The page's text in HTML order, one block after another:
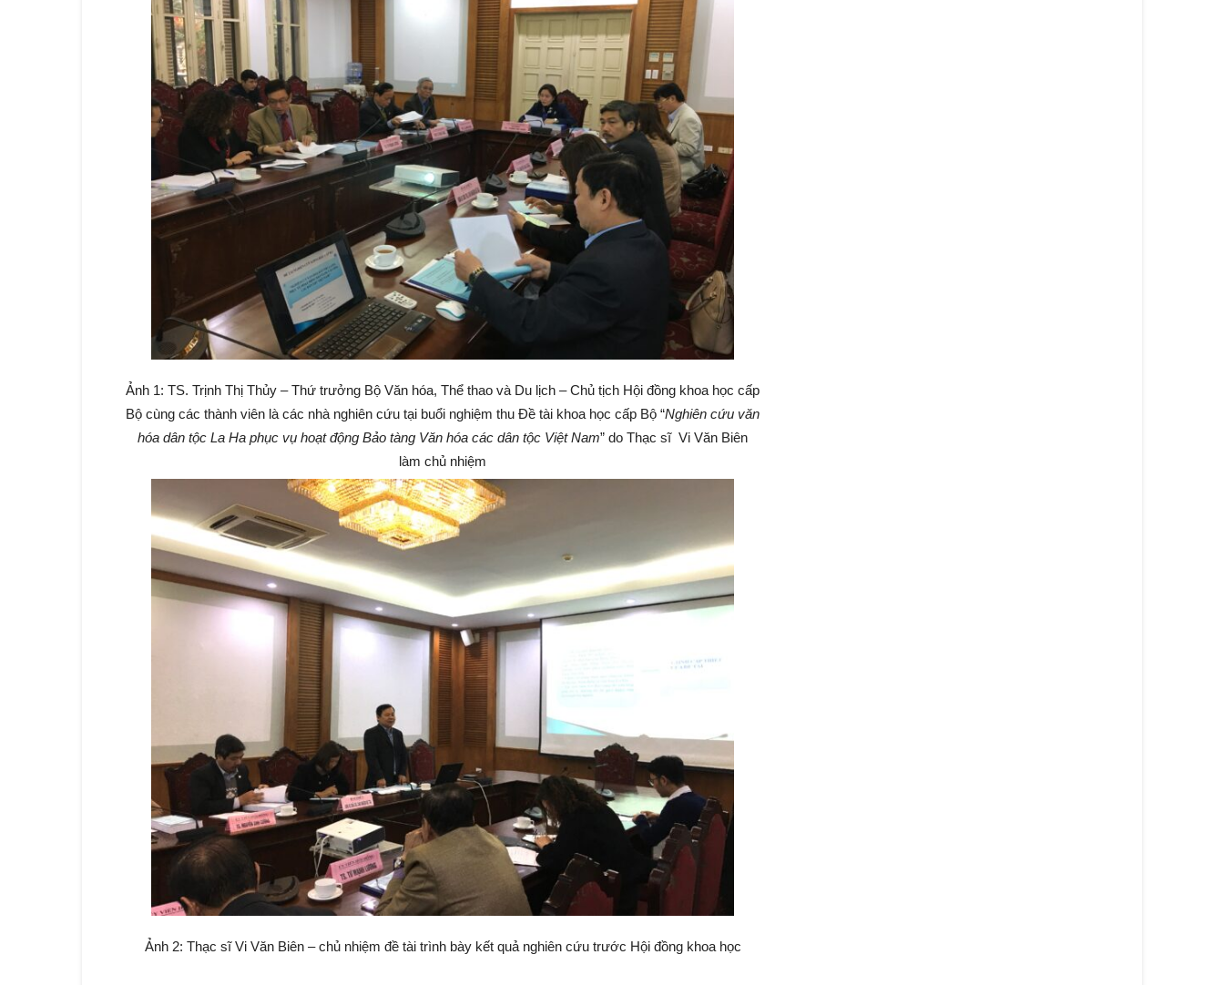
Ảnh 1: TS. Trịnh Thị Thủy – Thứ trưởng Bộ Văn hóa, Thể thao và Du lịch – Chủ tịch Hội đồng khoa học cấp
Bộ cùng các thành viên là các nhà nghiên cứu tại buổi nghiệm thu Đề tài khoa học cấp Bộ “Nghiên cứu văn
hóa dân tộc La Ha phục vụ hoạt động Bảo tàng Văn hóa các dân tộc Việt Nam” do Thạc sĩ Vi Văn Biên
làm chủ nhiệm
Ảnh 2: Thạc sĩ Vi Văn Biên – chủ nhiệm đề tài trình bày kết quả nghiên cứu trước Hội đồng khoa học